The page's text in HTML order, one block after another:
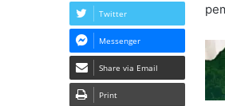
Twitter
Messenger
Share via Email
Print